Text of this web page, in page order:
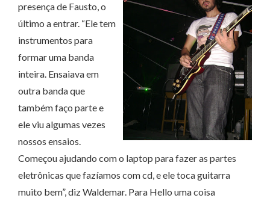
presença de Fausto, o
último a entrar. “Ele tem
instrumentos para
formar uma banda
inteira. Ensaiava em
outra banda que
também faço parte e
ele viu algumas vezes
nossos ensaios.
Começou ajudando com o laptop para fazer as partes
eletrônicas que fazíamos com cd, e ele toca guitarra
muito bem”, diz Waldemar. Para Hello uma coisa